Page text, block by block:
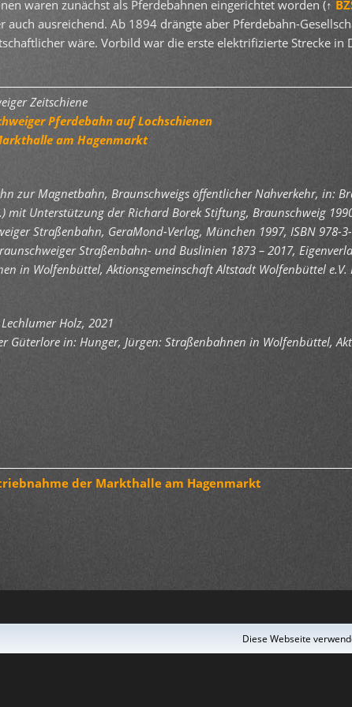
Diese Webseite
waren zunächst als Pferdebahnen eingerichtet worden (↑
auch ausreichend. Ab 1894 drängte aber Pferdebahn-
wäre. Vorbild war die erste elektrifizierte Strecke
Zeitschiene
Pferdebahn auf Lochschienen
am Hagenmarkt
zur Magnetbahn, Braunschweigs öffentlicher Nahverkehr, in:
mit Unterstützung der Richard Borek Stiftung, Braunschweig
Straßenbahn, GeraMond-Verlag, München 1997, ISBN 978-
Straßenbahn- und Buslinien 1873 – 2017,
in Wolfenbüttel, Aktionsgemeinschaft Altstadt Wolfenbüttel
Holz, 2021
Güterlore in: Hunger, Jürgen: Straßenbahnen in Wolfenbüttel,
der Markthalle am Hagenmarkt